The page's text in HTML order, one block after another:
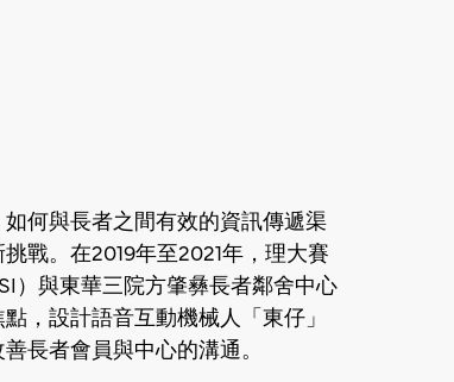
何與長者之間有效的資訊傳遞渠
戰。在2019年至2021年，理大賽
）與東華三院方肇彝長者鄰舍中心
，設計語音互動機械人「東仔」
長者會員與中心的溝通。